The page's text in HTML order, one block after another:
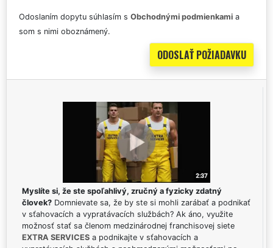
Odoslaním dopytu súhlasím s Obchodnými podmienkami a
som s nimi oboznámený.
Myslíte si, že ste spoľahlivý, zručný a fyzicky zdatný
človek? Domnievate sa, že by ste si mohli zarábať a podnikať
v sťahovacích a vypratávacích službách? Ak áno, využite
možnosť stať sa členom medzinárodnej franchisovej siete
EXTRA SERVICES a podnikajte v sťahovacích a